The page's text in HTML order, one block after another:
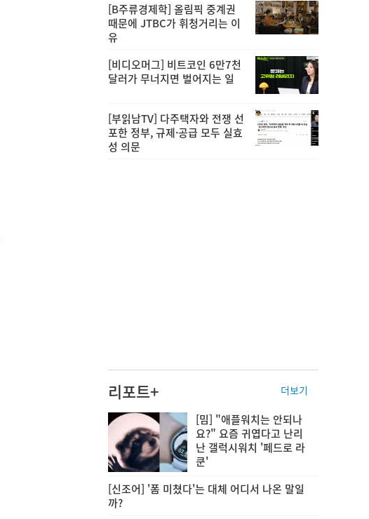
[B주류경제학] 올림픽 중계권
때문에 JTBC가 휘청거리는 이
유
[비디오머그] 비트코인 6만7천
달러가 무너지면 벌어지는 일
[부읽남TV] 다주택자와 전쟁 선
포한 정부, 규제·공급 모두 실효
성 의문
리포트+ 더보기
[밈] "애플워치는 안되나
요?" 요즘 귀엽다고 난리
난 갤럭시워치 '페드로 라
쿤'
[신조어] '폼 미쳤다'는 대체 어디서 나온 말일
까?